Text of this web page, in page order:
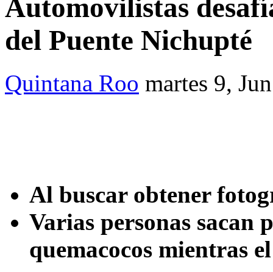
Automovilistas
del Puente Nichupté
Quintana Roo martes 9,
Al buscar obtener
Varias personas sacan
quemacocos mientras